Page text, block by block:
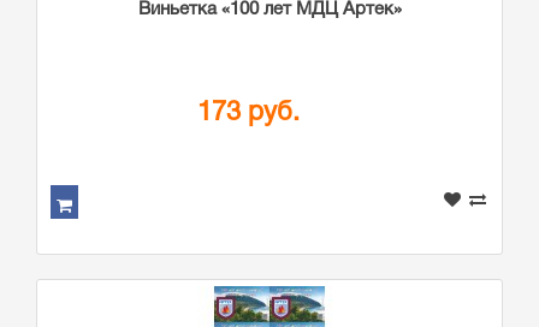
Виньетка «100 лет МДЦ Артек»
173 руб.